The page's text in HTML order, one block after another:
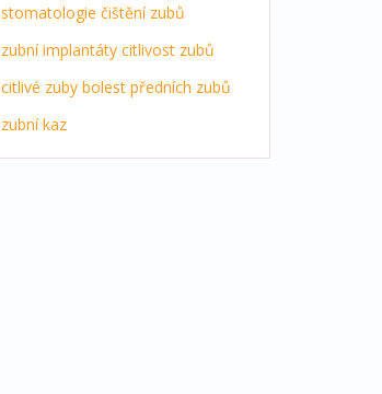
stomatologie čištění zubů
zubní implantáty citlivost zubů
citlivé zuby bolest předních zubů
zubní kaz